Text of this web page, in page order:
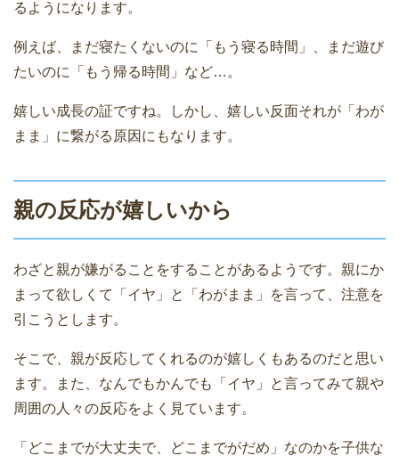
るようになります。
例えば、まだ寝たくないのに「もう寝る時間」、まだ遊び
たいのに「もう帰る時間」など…。
嬉しい成長の証ですね。しかし、嬉しい反面それが「わが
まま」に繋がる原因にもなります。
親の反応が嬉しいから
わざと親が嫌がることをすることがあるようです。親にか
まって欲しくて「イヤ」と「わがまま」を言って、注意を
引こうとします。
そこで、親が反応してくれるのが嬉しくもあるのだと思い
ます。また、なんでもかんでも「イヤ」と言ってみて親や
周囲の人々の反応をよく見ています。
「どこまでが大丈夫で、どこまでがだめ」なのかを子供な